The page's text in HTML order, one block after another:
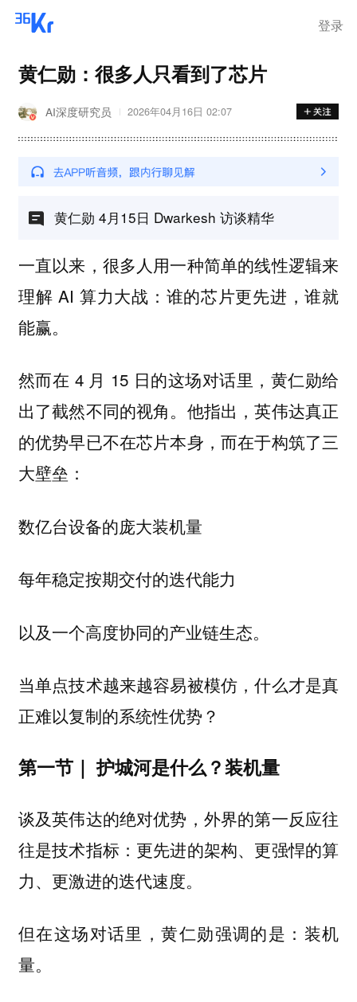
登录
黄仁勋：很多人只看到了芯片
AI深度研究员 2026年04月16日 02:07
黄仁勋 4月15日 Dwarkesh 访谈精华
一直以来，很多人用一种简单的线性逻辑来
理解 AI 算力大战：谁的芯片更先进，谁就
能赢。
然而在 4 月 15 日的这场对话里，黄仁勋给
出了截然不同的视角。他指出，英伟达真正
的优势早已不在芯片本身，而在于构筑了三
大壁垒：
数亿台设备的庞大装机量
每年稳定按期交付的迭代能力
以及一个高度协同的产业链生态。
当单点技术越来越容易被模仿，什么才是真
正难以复制的系统性优势？
第一节｜ 护城河是什么？装机量
谈及英伟达的绝对优势，外界的第一反应往
往是技术指标：更先进的架构、更强悍的算
力、更激进的迭代速度。
但在这场对话里，黄仁勋强调的是：装机
量。